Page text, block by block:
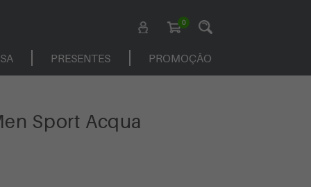
0
PRESENTES PROMOÇÃO
Sport Acqua